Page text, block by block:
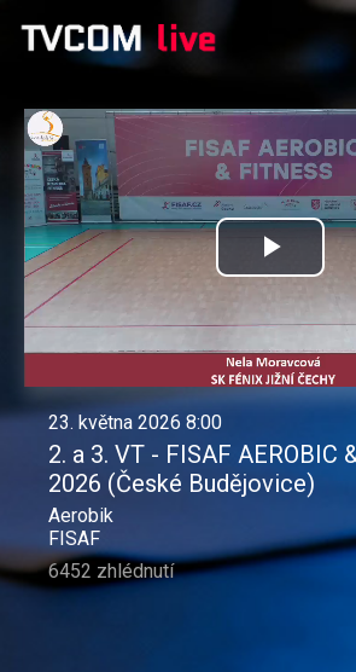
video
23. května 2026 8:00
2. a 3. VT - FISAF AEROBIC
2026 (České Budějovice)
Aerobik
FISAF
6452 zhlédnutí